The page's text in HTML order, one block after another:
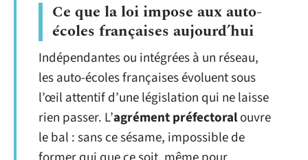
Ce que la loi impose aux auto-
écoles françaises aujourd’hui
Indépendantes ou intégrées à un réseau,
les auto-écoles françaises évoluent sous
l’œil attentif d’une législation qui ne laisse
rien passer. L’agrément préfectoralouvre
le bal : sans ce sésame, impossible de